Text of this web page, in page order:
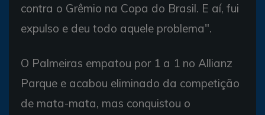
contra o Grêmio na Copa do Brasil. E aí, fui
expulso e deu todo aquele problema".
O Palmeiras empatou por 1 a 1 no Allianz
Parque e acabou eliminado da competição
de mata-mata, mas conquistou o